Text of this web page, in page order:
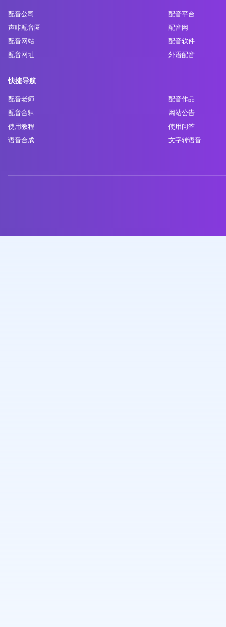
配音公司
配音平台
声咔配音圈
配音网
配音网站
配音软件
配音网址
外语配音
快捷导航
配音老师
配音作品
配音合辑
网站公告
使用教程
使用问答
语音合成
文字转语音